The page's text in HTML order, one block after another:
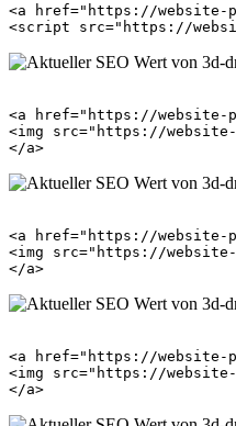
<a href="https://website-
<a href="https://website-
<img src="https://website-
<a href="https://website-
<img src="https://website-
<a href="https://website-
<img src="https://website-